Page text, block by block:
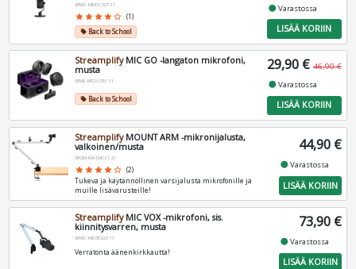
SPMC-MM1C327.11
star star star star star_border (1)
local_offerBack to School
fiber_manual_recordVarastossa
LISÄÄ KORIIN
StreamplifyMIC GO -langaton mikrofoni,
musta
SPML-MG1C051.11
local_offerBack to School
29,90 € 46,90 €
fiber_manual_recordVarastossa
LISÄÄ KORIIN
StreamplifyMOUNT ARM -mikronijalusta,
valkoinen/musta
SPOM-MA1MCL1.21
star star star star star_border (2)
Tukeva ja käytännöllinen varsijalusta mikrofonille ja
muille lisävarusteille!
44,90 €
fiber_manual_recordVarastossa
LISÄÄ KORIIN
StreamplifyMIC VOX -mikrofoni, sis.
kiinnitysvarren, musta
SPMC-MD3D223.11
Verratonta äänenkirkkautta!
73,90 €
fiber_manual_recordVarastossa
LISÄÄ KORIIN